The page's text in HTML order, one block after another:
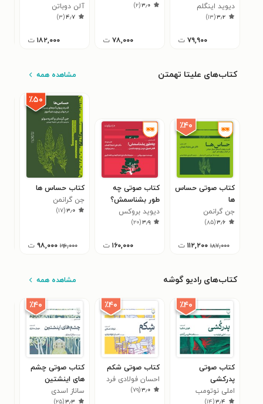
تاثیرگذار باشیم
دیوید اینگلم
۳٫۲(۱۳)
۷۹,۹۰۰ ت
۳٫۰(۲)
۷۸,۰۰۰ ت
بیاوریم
آلن دوباتن
۴٫۷(۳)
۱۸۲,۰۰۰ ت
کتاب‌های علیتا تهمتن مشاهده همه
٪۴۰
کتاب صوتی حساس
ها
جن گرانمن
۳٫۶(۸۵)
۱۸۷,۰۰۰ ۱۱۲,۲۰۰ ت
کتاب صوتی چه
طور بشناسمش؟
دیوید بروکس
۳٫۹(۲۰)
۱۶۰,۰۰۰ ت
٪۵۰
کتاب حساس ها
جن گرانمن
۳٫۰(۱۷)
۱۹۶,۰۰۰ ۹۸,۰۰۰ ت
کتاب‌های رادیو گوشه مشاهده همه
٪۴۰
کتاب صوتی
پدرکشی
املی نوتومب
۳٫۴(۱۴)
٪۴۰
کتاب صوتی شکم
احسان فولادی فرد
۳٫۰(۷۹)
٪۴۰
کتاب صوتی چشم
های اینشتین
ساناز اسدی
۳٫۳(۲۵)